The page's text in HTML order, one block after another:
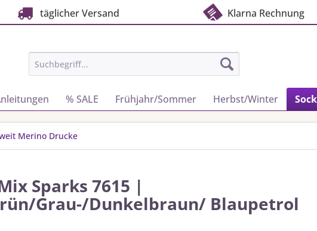
täglicher Versand Klarna Rechnung
% SALE Frühjahr/Sommer Herbst/Winter
Merino Drucke
Sparks 7615 |
Grau-/Dunkelbraun/ Blaupetrol